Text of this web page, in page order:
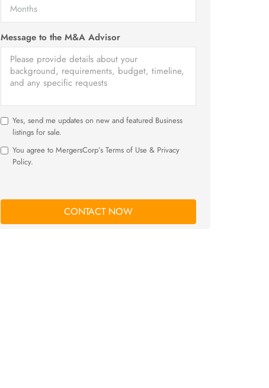
Message to the M&A Advisor
Yes, send me updates on new and featured Business
listings for sale.
You agree to MergersCorp’s Terms of Use & Privacy
Policy.